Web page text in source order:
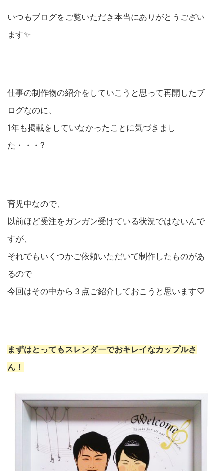
いつもブログをご覧いただき本当にありがとうござい
ます✨
仕事の制作物の紹介をしていこうと思って再開したブ
ログなのに、
1年も掲載をしていなかったことに気づきまし
た・・・?
育児中なので、
以前ほど受注をガンガン受けている状況ではないんで
すが、
それでもいくつかご依頼いただいて制作したものがあ
るので
今回はその中から３点ご紹介しておこうと思います♡
まずはとってもスレンダーでおキレイなカップルさ
ん！